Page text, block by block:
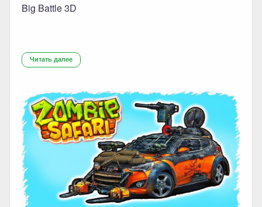
Big Battle 3D
Читать далее